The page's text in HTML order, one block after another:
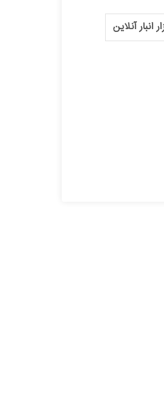
انبار آنلاین